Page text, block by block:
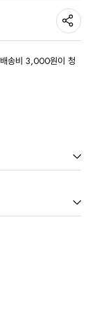
송비 3,000원이 청